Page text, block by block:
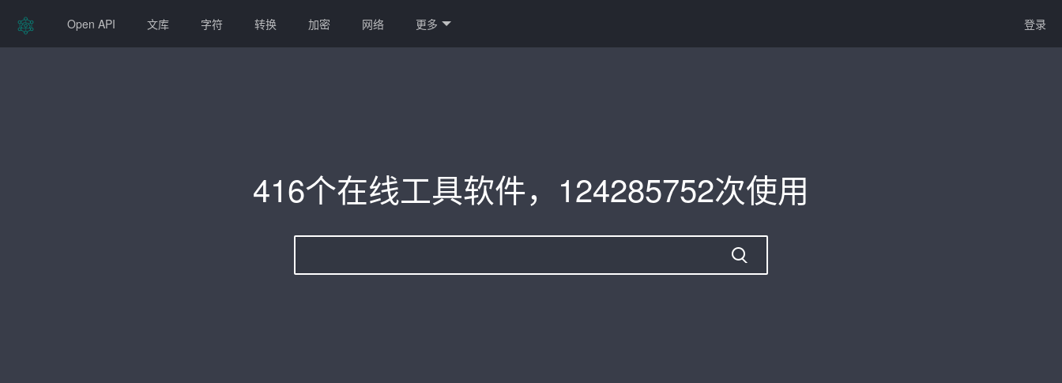
Open API 文库 字符 转换 加密 网络 更多 登录
416个在线工具软件，124285752次使用